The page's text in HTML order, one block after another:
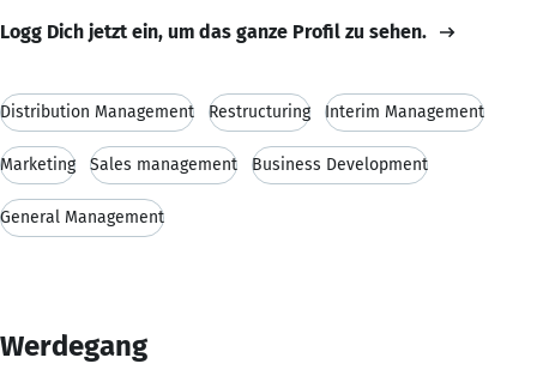
Logg Dich jetzt ein, um das ganze Profil zu sehen.
Distribution Management Restructuring Interim Management
Marketing Sales management Business Development
General Management
Werdegang